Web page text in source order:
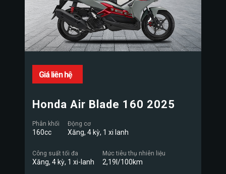
Giá liên hệ
Honda Air Blade 160 2025
Phân khối
160cc
Động cơ
Xăng, 4 kỳ, 1 xi lanh
Công suất tối đa
Xăng, 4 kỳ, 1 xi-lanh
Mức tiêu thụ nhiên liệu
2,19l/100km